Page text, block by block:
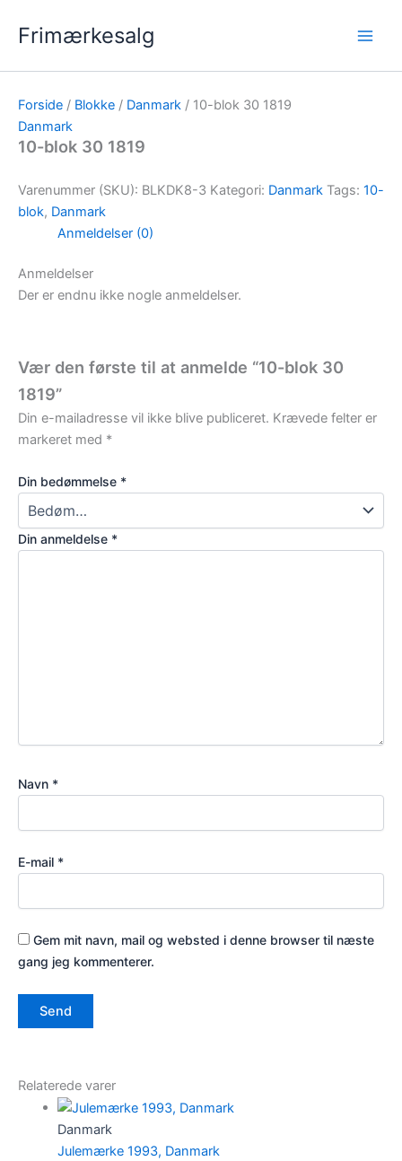
Frimærkesalg
Forside / Blokke / Danmark / 10-blok 30 1819
Danmark
10-blok 30 1819
Varenummer (SKU): BLKDK8-3 Kategori: Danmark Tags: 10-
blok, Danmark
Anmeldelser (0)
Anmeldelser
Der er endnu ikke nogle anmeldelser.
Vær den første til at anmelde “10-blok 30
1819”
Din e-mailadresse vil ikke blive publiceret. Krævede felter er
markeret med *
Din bedømmelse *
Din anmeldelse *
Navn *
E-mail *
Gem mit navn, mail og websted i denne browser til næste
gang jeg kommenterer.
Relaterede varer
Danmark
Julemærke 1993, Danmark